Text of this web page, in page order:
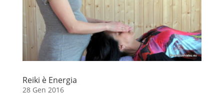
Reiki è Energia
28 Gen 2016